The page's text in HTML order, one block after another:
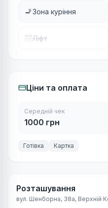
🚬Зона куріння
Ліфт
Ціни та оплата
Середній чек
1000 грн
Готівка Картка
Розташування
вул. Шенборна, 38а, Верхній